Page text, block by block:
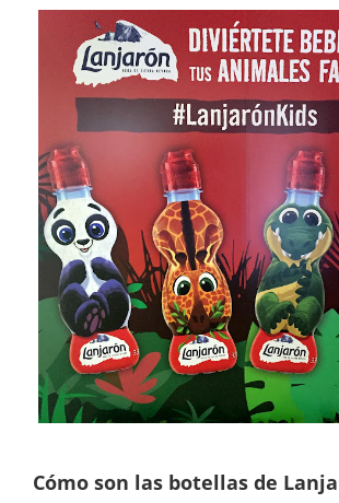
Cómo son las botellas de